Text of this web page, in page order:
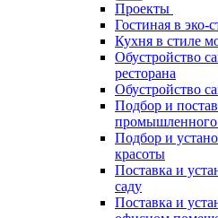
Проекты
Гостиная в эко-
Кухня в стиле
Обустройство
ресторана
Обустройство
Подбор и
промышленного
Подбор и
красоты
Поставка и
саду
Поставка и